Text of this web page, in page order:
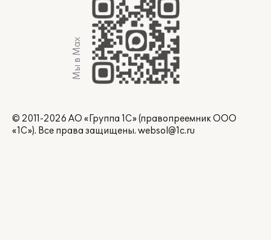
Мы в Max
© 2011-2026 АО «Группа 1С» (правопреемник ООО
«1С»). Все права защищены. websol@1c.ru